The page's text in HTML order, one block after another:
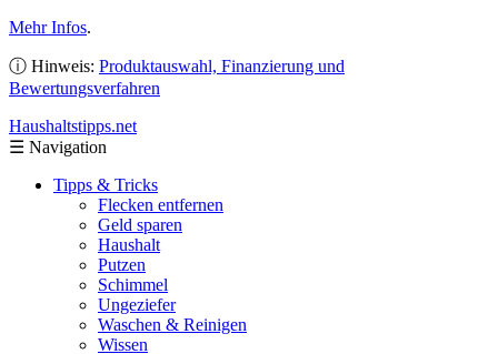
Mehr Infos.
ⓘ Hinweis: Produktauswahl, Finanzierung und
Bewertungsverfahren
Haushaltstipps.net
☰ Navigation
Tipps & Tricks
Flecken entfernen
Geld sparen
Haushalt
Putzen
Schimmel
Ungeziefer
Waschen & Reinigen
Wissen